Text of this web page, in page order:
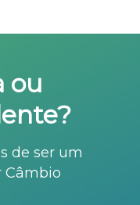
ou
de ser um
Câmbio